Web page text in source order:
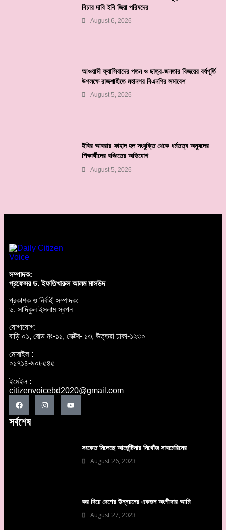
বিচার দাবি ইবি জিয়া পরিষদের
August 6, 2026
আওয়ামী ফ্যাসিবাদের পতন ও ছাত্র-জনতার বিজয়ের বর্ষপূর্তি
উপলক্ষে রাজশাহীতে মহানগর বিএনপির সমাবেশ
August 5, 2026
ইবির আবরার ফাহাদ হল সংযুক্তি থেকে ধর্মতত্ব অনুষদের
শিক্ষার্থীদের বঞ্চিতের অভিযোগ
August 5, 2026
সম্পাদক:
প্রফেসর ড. ইফতিখারুল আলম মাসউদ
প্রকাশক ও নির্বাহী সম্পাদক:
ড. সাদিকুল ইসলাম স্বপন
যোগাযোগ:
বাড়ি ০১, রোড নং-১১, সেক্টর- ১৩, উত্তরা ঢাকা-১২৩০
মোবাইল :
০১৭১৪-৯০৮৫৪৫
ইমেইল :
citizenvoicebd2020@gmail.com
সর্বশেষ
সংকেত মিলেছে আর্জেন্টিনার নিখোঁজ সাবমেরিনের
August 26, 2023
কর দিয়ে দেশের উন্নয়নের একজন অংশীদার আমি
August 27, 2023